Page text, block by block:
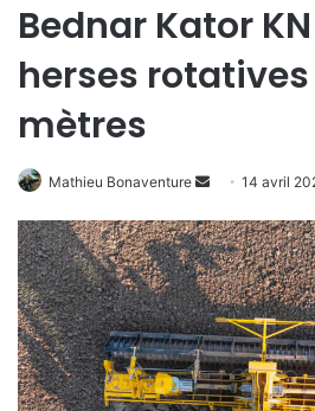
Bednar Kator KN
herses rotatives
mètres
Mathieu Bonaventure
Envoyer
courriel
14 avril